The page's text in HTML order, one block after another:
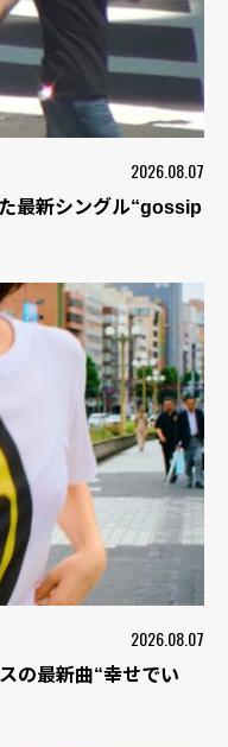
2026.08.07
最新シングル“gossip
2026.08.07
の最新曲“幸せでい